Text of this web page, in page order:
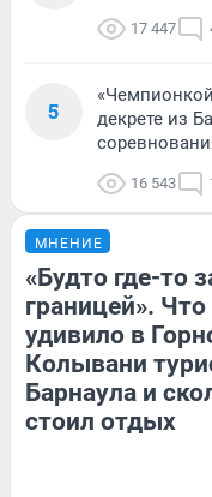
17 447
5
декрете из
16 543
МНЕНИЕ
«Будто где-то
границей». Что
удивило в
Колывани
Барнаула и
стоил отдых